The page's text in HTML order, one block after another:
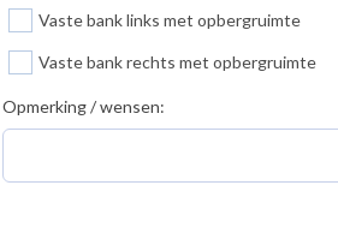
Vaste bank links met opbergruimte
Vaste bank rechts met opbergruimte
Opmerking / wensen: